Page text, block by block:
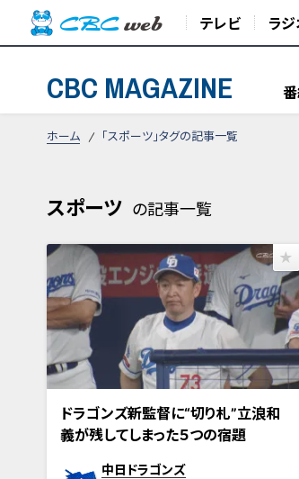
テレビ ラ
CBC MAGAZINE
ホーム 「スポーツ」タグの記事一覧
スポーツ の記事一覧
ドラゴンズ新監督に“切り札”立浪和
義が残してしまった５つの宿題
中日ドラゴンズ